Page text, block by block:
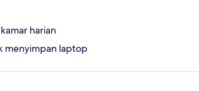
harian
menyimpan laptop